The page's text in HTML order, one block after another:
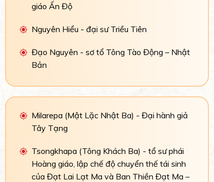
giáo Ấn Độ
Nguyên Hiểu - đại sư Triều Tiên
Đạo Nguyên - sơ tổ Tông Tào Động – Nhật
Bản
Milarepa (Mật Lặc Nhật Ba) - Đại hành giả
Tây Tạng
Tsongkhapa (Tông Khách Ba) - tổ sư phái
Hoàng giáo, lập chế độ chuyển thế tái sinh
của Đạt Lai Lạt Ma và Ban Thiền Đạt Ma –